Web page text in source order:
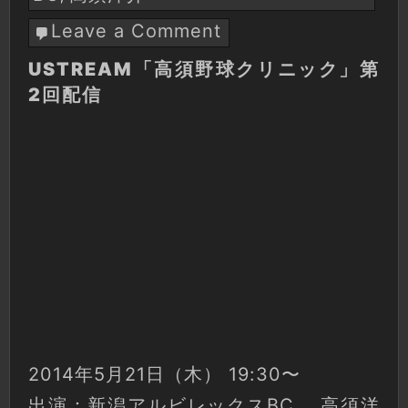
Leave a Comment
USTREAM「高
須
USTREAM「高須野球クリニック」第
2回配信
2014年5月21日（木） 19:30〜